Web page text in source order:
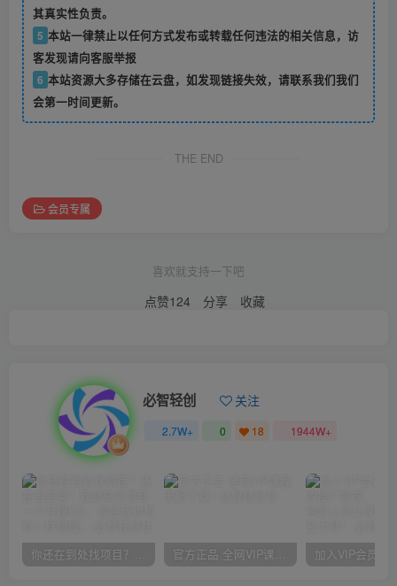
其真实性负责。
5 本站一律禁止以任何方式发布或转载任何违法的相关信息，访
客发现请向客服举报
6 本站资源大多存储在云盘，如发现链接失效，请联系我们我们
会第一时间更新。
THE END
会员专属
喜欢就支持一下吧
点赞124 分享 收藏
必智轻创 关注
2.7W+ 0 18 1944W+
你还在到处找项目？还在当韭菜？我却靠卖项目一个月赚5万，曾经我也和你一样懵懂。 官方正品 全网VIP课程 无损下载~